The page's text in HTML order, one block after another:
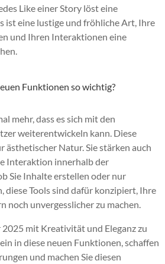
Like einer Story löst eine
ist eine lustige und fröhliche Art, Ihre
und Ihren Interaktionen eine
Funktionen so wichtig?
mehr, dass es sich mit den
weiterentwickeln kann. Diese
ästhetischer Natur. Sie stärken auch
Interaktion innerhalb der
Sie Inhalte erstellen oder nur
diese Tools sind dafür konzipiert, Ihre
noch unvergesslicher zu machen.
2025 mit Kreativität und Eleganz zu
in diese neuen Funktionen, schaffen
und machen Sie diesen